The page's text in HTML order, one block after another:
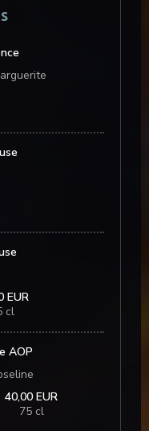
EUR
cl
AOP
40,00 EUR
75 cl